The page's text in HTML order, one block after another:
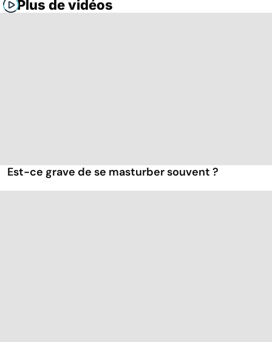
Plus de vidéos
Est-ce grave de se masturber souvent ?